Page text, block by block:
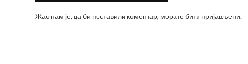
Жао нам је, да би поставили коментар, моратебити пријављени.